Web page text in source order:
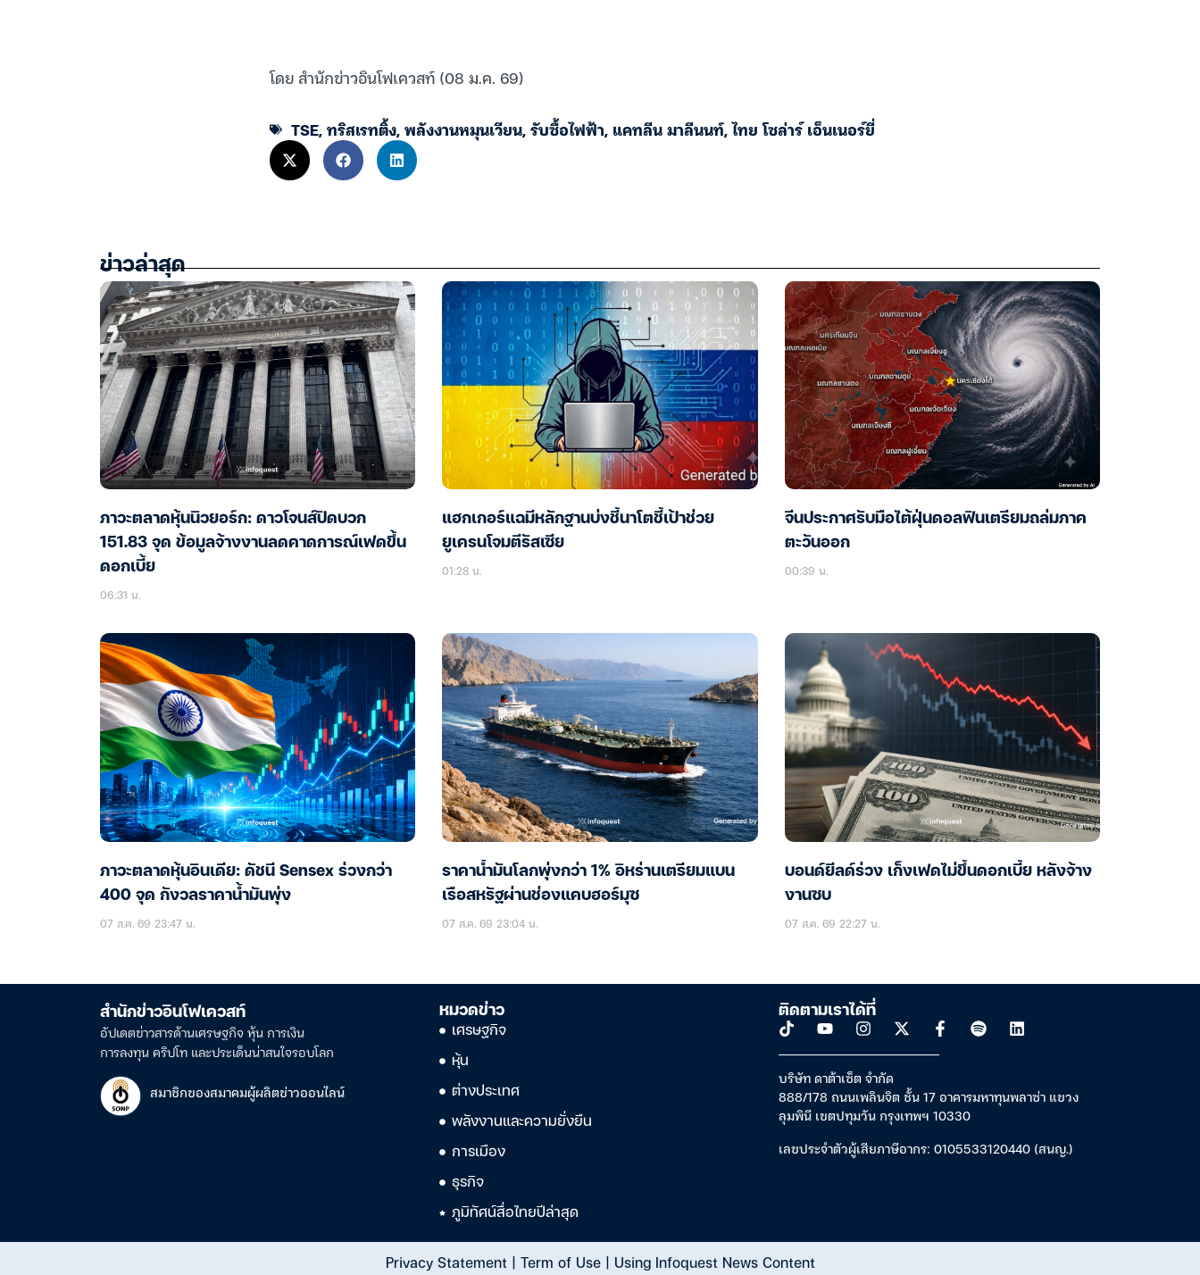
โดย สำนักข่าวอินโฟเควสท์ (08 ม.ค. 69)
TSE,ทริสเรทติ้ง,พลังงานหมุนเวียน,รับซื้อไฟฟ้า, แคทลีน มาลีนนท์,ไทย โซล่าร์ เอ็นเนอร์ยี่
ข่าวล่าสุด
ภาวะตลาดหุ้นนิวยอร์ก: ดาวโจนส์ปิดบวก
151.83 จุด ข้อมูลจ้างงานลดคาดการณ์เฟดขึ้น
ดอกเบี้ย
06:31 น.
แฮกเกอร์แฉมีหลักฐานบ่งชี้นาโตชี้เป้าช่วย
ยูเครนโจมตีรัสเซีย
01:28 น.
จีนประกาศรับมือไต้ฝุ่นดอลฟินเตรียมถล่มภาค
ตะวันออก
00:39 น.
ภาวะตลาดหุ้นอินเดีย: ดัชนี Sensex ร่วงกว่า
400 จุด กังวลราคาน้ำมันพุ่ง
07 ส.ค. 69 23:47 น.
ราคาน้ำมันโลกพุ่งกว่า 1% อิหร่านเตรียมแบน
เรือสหรัฐผ่านช่องแคบฮอร์มุซ
07 ส.ค. 69 23:04 น.
บอนด์ยีลด์ร่วง เก็งเฟดไม่ขึ้นดอกเบี้ย หลังจ้าง
งานซบ
07 ส.ค. 69 22:27 น.
สำนักข่าวอินโฟเควสท์
อัปเดตข่าวสารด้านเศรษฐกิจ หุ้น การเงิน
การลงทุน คริปโท และประเด็นน่าสนใจรอบโลก
สมาชิกของสมาคมผู้ผลิตข่าวออนไลน์
หมวดข่าว
เศรษฐกิจ
หุ้น
ต่างประเทศ
พลังงานและความยั่งยืน
การเมือง
ธุรกิจ
ภูมิทัศน์สื่อไทยปีล่าสุด
ติดตามเราได้ที่
บริษัท ดาต้าเซ็ต จำกัด
888/178 ถนนเพลินจิต ชั้น 17 อาคารมหาทุนพลาซ่า แขวง
ลุมพินี เขตปทุมวัน กรุงเทพฯ 10330
เลขประจำตัวผู้เสียภาษีอากร: 0105533120440 (สนญ.)
Privacy Statement| Term of Use| Using Infoquest News Content